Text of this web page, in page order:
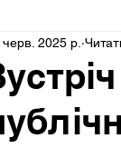
черв. 2025 р.